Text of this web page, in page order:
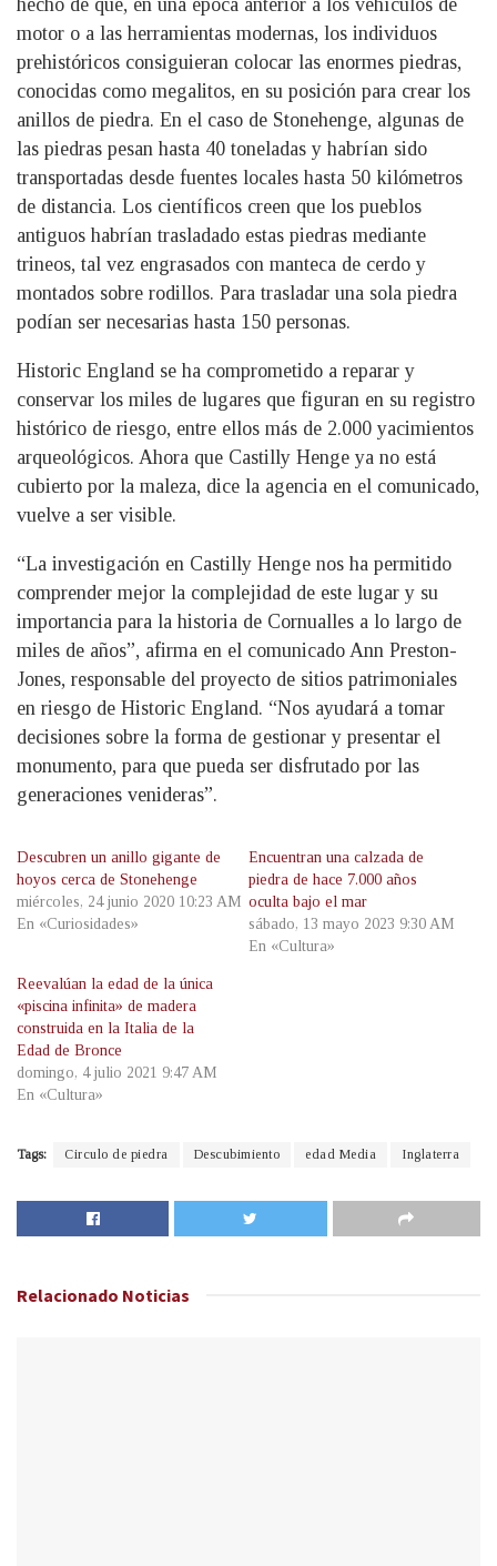
hecho de que, en una época anterior a los vehículos de
motor o a las herramientas modernas, los individuos
prehistóricos consiguieran colocar las enormes piedras,
conocidas como megalitos, en su posición para crear los
anillos de piedra. En el caso de Stonehenge, algunas de
las piedras pesan hasta 40 toneladas y habrían sido
transportadas desde fuentes locales hasta 50 kilómetros
de distancia. Los científicos creen que los pueblos
antiguos habrían trasladado estas piedras mediante
trineos, tal vez engrasados con manteca de cerdo y
montados sobre rodillos. Para trasladar una sola piedra
podían ser necesarias hasta 150 personas.
Historic England se ha comprometido a reparar y
conservar los miles de lugares que figuran en su registro
histórico de riesgo, entre ellos más de 2.000 yacimientos
arqueológicos. Ahora que Castilly Henge ya no está
cubierto por la maleza, dice la agencia en el comunicado,
vuelve a ser visible.
“La investigación en Castilly Henge nos ha permitido
comprender mejor la complejidad de este lugar y su
importancia para la historia de Cornualles a lo largo de
miles de años”, afirma en el comunicado Ann Preston-
Jones, responsable del proyecto de sitios patrimoniales
en riesgo de Historic England. “Nos ayudará a tomar
decisiones sobre la forma de gestionar y presentar el
monumento, para que pueda ser disfrutado por las
generaciones venideras”.
Descubren un anillo gigante de
hoyos cerca de Stonehenge
miércoles, 24 junio 2020 10:23 AM
En «Curiosidades»
Encuentran una calzada de
piedra de hace 7.000 años
oculta bajo el mar
sábado, 13 mayo 2023 9:30 AM
En «Cultura»
Reevalúan la edad de la única
«piscina infinita» de madera
construida en la Italia de la
Edad de Bronce
domingo, 4 julio 2021 9:47 AM
En «Cultura»
Tags: Circulo de piedra Descubimiento edad Media Inglaterra
Relacionado Noticias